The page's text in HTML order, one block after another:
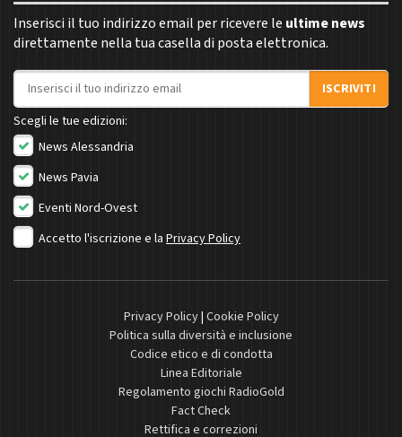
Inserisci il tuo indirizzo email per ricevere le ultime news
direttamente nella tua casella di posta elettronica.
Indirizzo email
ISCRIVITI
Scegli le tue edizioni:
News Alessandria
News Pavia
Eventi Nord-Ovest
Accetto l'iscrizione e la Privacy Policy
Privacy Policy| Cookie Policy
Politica sulla diversità e inclusione
Codice etico e di condotta
Linea Editoriale
Regolamento giochi RadioGold
Fact Check
Rettifica e correzioni